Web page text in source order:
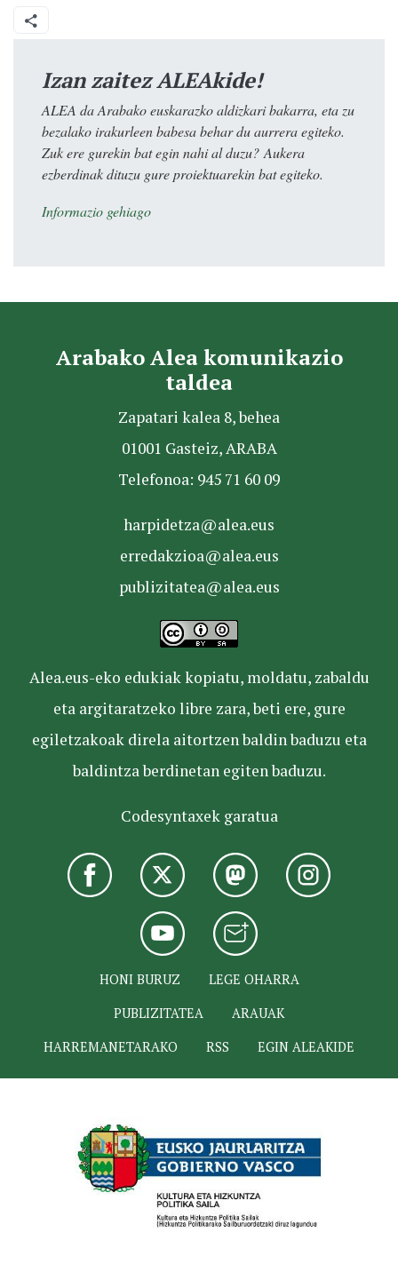
Izan zaitez ALEAkide!
ALEA da Arabako euskarazko aldizkari bakarra, eta zu
bezalako irakurleen babesa behar du aurrera egiteko.
Zuk ere gurekin bat egin nahi al duzu? Aukera
ezberdinak dituzu gure proiektuarekin bat egiteko.
Informazio gehiago
Arabako Alea komunikazio
taldea
Zapatari kalea 8, behea
01001 Gasteiz, ARABA
Telefonoa: 945 71 60 09
harpidetza@alea.eus
erredakzioa@alea.eus
publizitatea@alea.eus
Alea.eus-eko edukiak kopiatu, moldatu, zabaldu
eta argitaratzeko libre zara, beti ere, gure
egiletzakoak direla aitortzen baldin baduzu eta
baldintza berdinetan egiten baduzu.
Codesyntaxek garatua
HONI BURUZ
LEGE OHARRA
PUBLIZITATEA
ARAUAK
HARREMANETARAKO
RSS EGIN ALEAKIDE